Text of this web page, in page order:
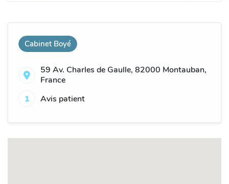
Cabinet Boyé
59 Av. Charles de Gaulle, 82000 Montauban,
France
1
Avis patient